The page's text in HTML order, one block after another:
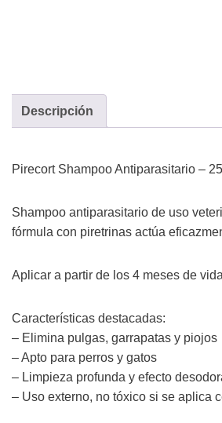
Descripción
Pirecort Shampoo Antiparasitario –
Shampoo antiparasitario de uso
fórmula con piretrinas actúa
Aplicar a partir de los 4 meses de
Características destacadas:
– Elimina pulgas, garrapatas y piojos
– Apto para perros y gatos
– Limpieza profunda y efecto
– Uso externo, no tóxico si se aplica